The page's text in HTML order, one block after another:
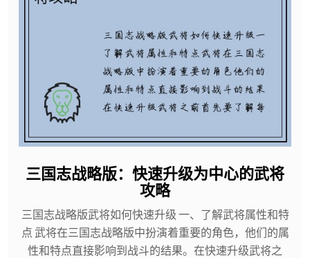
三国志战略版：快速升级为中心的武将
攻略
三国志战略版武将如何快速升级 一、了解武将属性和特
点 武将在三国志战略版中扮演着重要的角色，他们的属
性和特点直接影响到战斗的结果。在快速升级武将之